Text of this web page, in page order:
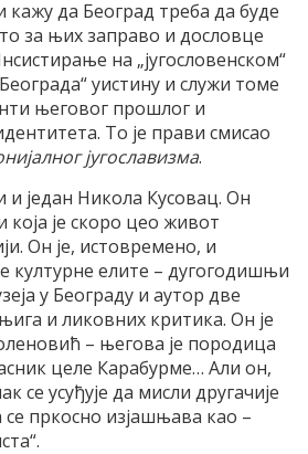
кажу да Београд треба да буде
за њих заправо и дословце
на „југословенском“
уистину и служи томе
његовог прошлог и
То је прави смисао
југославизма.
и један Никола Кусовац. Он
која је скоро цео живот
Он је, истовремено, и
културне елите – дугогодишњи
у Београду и аутор две
и ликовних критика. Он је
– његова је породица
целе Карабурме… Али он,
се усуђује да мисли другачије
пркосно изјашњава као –